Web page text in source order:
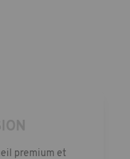
premium et